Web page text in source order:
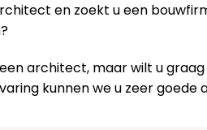
en zoekt u een
architect, maar wilt u
kunnen we u zeer goede